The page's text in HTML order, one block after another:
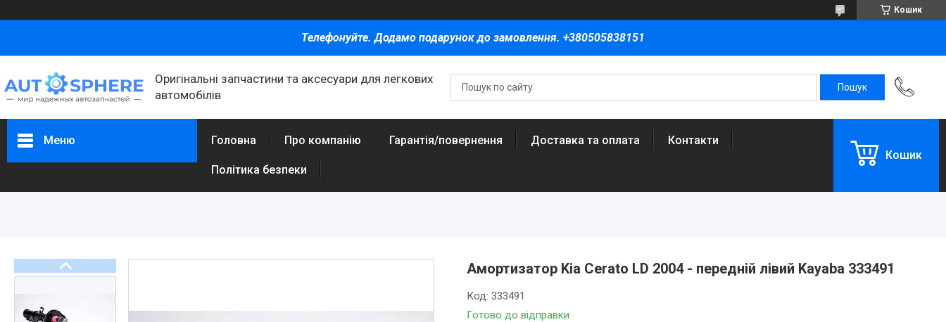
Кошик
Телефонуйте. Додамо подарунок до замовлення. +380505838151
Оригінальні запчастини та аксесуари для легкових
автомобілів
Меню
Корнева група
Головна Про компанію Гарантія/повернення Доставка та оплата Контакти
Політика безпеки
Кошик
Амортизатор Kia Cerato LD 2004 - передній лівий Kayaba 333491
Готово до відправки
Код: 333491